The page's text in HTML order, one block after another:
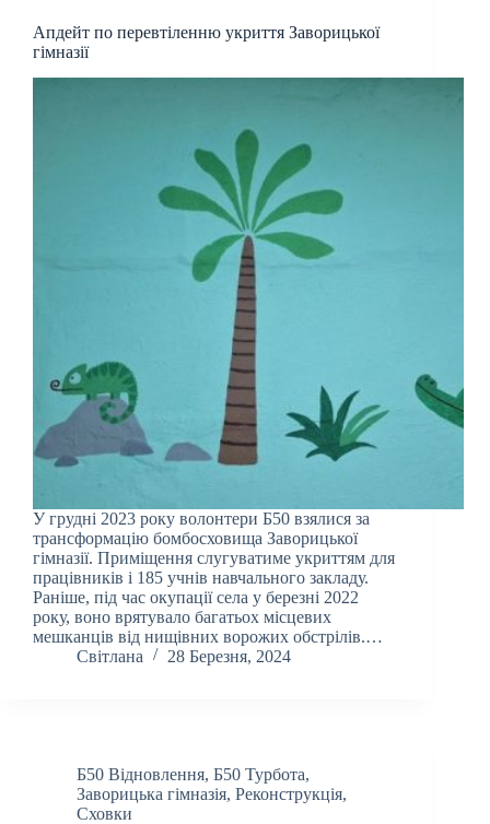
Апдейт по перевтіленню укриття Заворицької
гімназії
У грудні 2023 року волонтери Б50 взялися за
трансформацію бомбосховища Заворицької
гімназії. Приміщення слугуватиме укриттям для
працівників і 185 учнів навчального закладу.
Раніше, під час окупації села у березні 2022
року, воно врятувало багатьох місцевих
мешканців від нищівних ворожих обстрілів.…
Світлана
28 Березня, 2024
Б50 Відновлення, Б50 Турбота,
Заворицька гімназія, Реконструкція,
Сховки